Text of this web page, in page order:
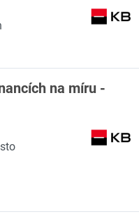
na míru -